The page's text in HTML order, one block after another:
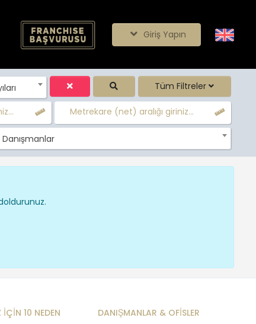
Giriş Yapın
Tüm Filtreler
Metrekare (net) aralığı giriniz...
İÇİN 10 NEDEN DANIŞMANLAR & OFİSLER